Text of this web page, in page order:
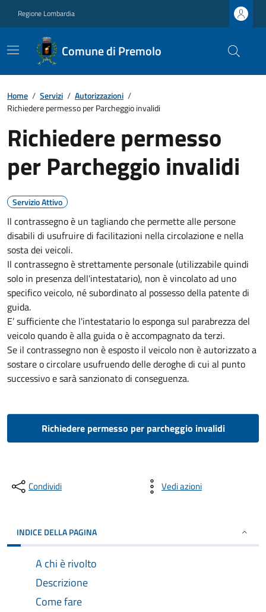
Regione Lombardia
Comune di Premolo
Home / Servizi / Autorizzazioni /
Richiedere permesso per Parcheggio invalidi
Richiedere permesso
per Parcheggio invalidi
Servizio Attivo
Il contrassegno è un tagliando che permette alle persone
disabili di usufruire di facilitazioni nella circolazione e nella
sosta dei veicoli.
Il contrassegno è strettamente personale (utilizzabile quindi
solo in presenza dell'intestatario), non è vincolato ad uno
specifico veicolo, né subordinato al possesso della patente di
guida.
E’ sufficiente che l'intestatario lo esponga sul parabrezza del
veicolo quando è alla guida o è accompagnato da terzi.
Se il contrassegno non è esposto il veicolo non è autorizzato a
sostare o circolare usufruendo delle deroghe di cui al punto
successivo e sarà sanzionato di conseguenza.
Richiedere permesso per parcheggio invalidi
Condividi Vedi azioni
INDICE DELLA PAGINA
A chi è rivolto
Descrizione
Come fare